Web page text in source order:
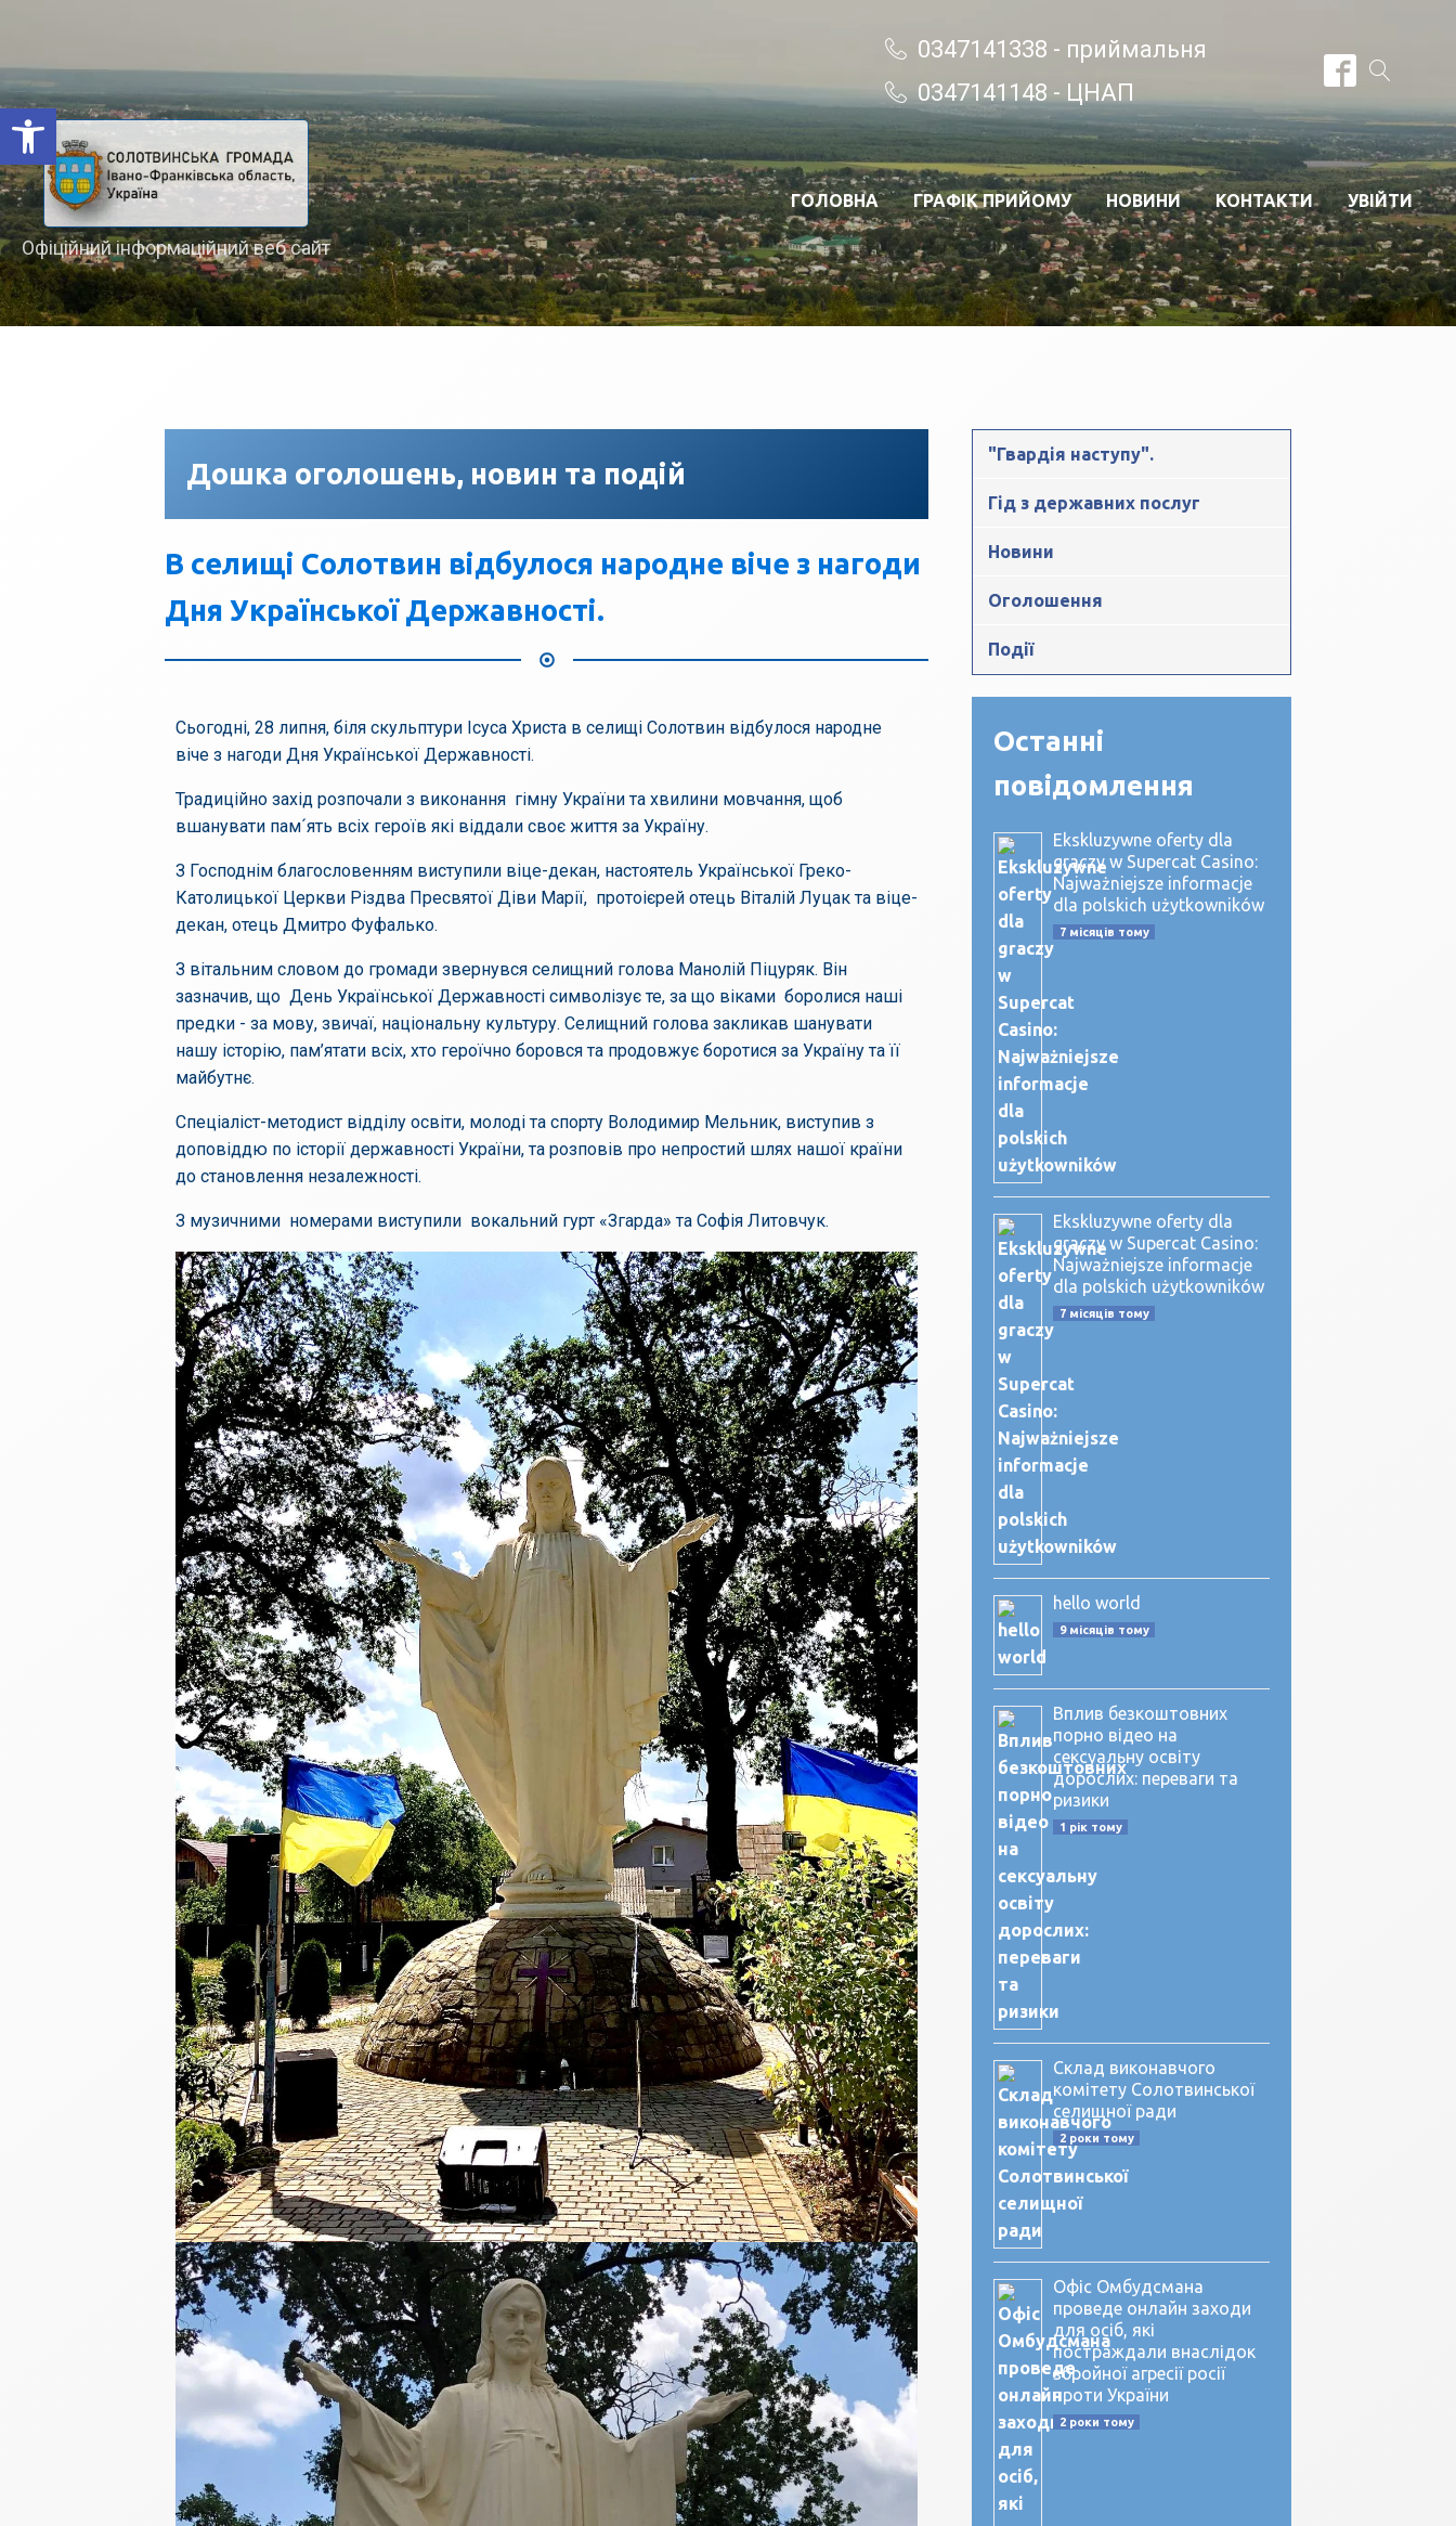
Відкрити Панель інструментів
0347141338 - приймальня
0347141148 - ЦНАП
Офіційний інформаційний веб сайт
ГОЛОВНА ГРАФІК ПРИЙОМУ НОВИНИ КОНТАКТИ УВІЙТИ
Дошка оголошень, новин та подій
В селищі Солотвин відбулося народне віче з нагоди
Дня Української Державності.
Сьогодні, 28 липня, біля скульптури Ісуса Христа в селищі Солотвин відбулося народне
віче з нагоди Дня Української Державності.
Традиційно захід розпочали з виконання гімну України та хвилини мовчання, щоб
вшанувати пам´ять всіх героїв які віддали своє життя за Україну.
З Господнім благословенням виступили віце-декан, настоятель Української Греко-
Католицької Церкви Різдва Пресвятої Діви Марії, протоієрей отець Віталій Луцак та віце-
декан, отець Дмитро Фуфалько.
З вітальним словом до громади звернувся селищний голова Манолій Піцуряк. Він
зазначив, що День Української Державності символізує те, за що віками боролися наші
предки - за мову, звичаї, національну культуру. Селищний голова закликав шанувати
нашу історію, пам’ятати всіх, хто героїчно боровся та продовжує боротися за Україну та її
майбутнє.
Спеціаліст-методист відділу освіти, молоді та спорту Володимир Мельник, виступив з
доповіддю по історії державності України, та розповів про непростий шлях нашої країни
до становлення незалежності.
З музичними номерами виступили вокальний гурт «Згарда» та Софія Литовчук.
"Гвардія наступу".
Гід з державних послуг
Новини
Оголошення
Події
Останні
повідомлення
Ekskluzywne oferty dla
graczy w Supercat Casino:
Najważniejsze informacje
dla polskich użytkowników
7 місяців тому
Ekskluzywne oferty dla
graczy w Supercat Casino:
Najważniejsze informacje
dla polskich użytkowników
7 місяців тому
hello world
9 місяців тому
Вплив безкоштовних
порно відео на
сексуальну освіту
дорослих: переваги та
ризики
1 рік тому
Склад виконавчого
комітету Солотвинської
селищної ради
2 роки тому
Офіс Омбудсмана
проведе онлайн заходи
для осіб, які
постраждали внаслідок
збройної агресії росії
проти України
2 роки тому